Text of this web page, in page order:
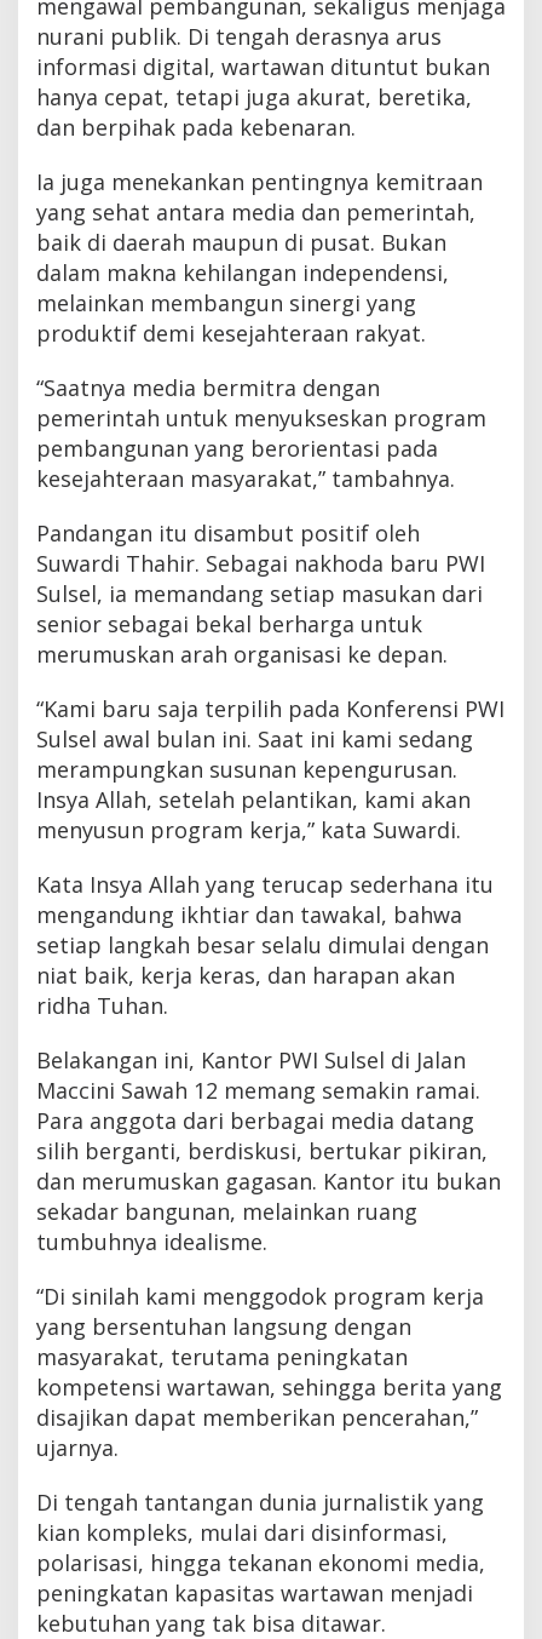
nurani publik. Di tengah derasnya arus
informasi digital, wartawan dituntut bukan
hanya cepat, tetapi juga akurat, beretika,
dan berpihak pada kebenaran.
Ia juga menekankan pentingnya kemitraan
yang sehat antara media dan pemerintah,
baik di daerah maupun di pusat. Bukan
dalam makna kehilangan independensi,
melainkan membangun sinergi yang
produktif demi kesejahteraan rakyat.
“Saatnya media bermitra dengan
pemerintah untuk menyukseskan program
pembangunan yang berorientasi pada
kesejahteraan masyarakat,” tambahnya.
Pandangan itu disambut positif oleh
Suwardi Thahir. Sebagai nakhoda baru PWI
Sulsel, ia memandang setiap masukan dari
senior sebagai bekal berharga untuk
merumuskan arah organisasi ke depan.
“Kami baru saja terpilih pada Konferensi PWI
Sulsel awal bulan ini. Saat ini kami sedang
merampungkan susunan kepengurusan.
Insya Allah, setelah pelantikan, kami akan
menyusun program kerja,” kata Suwardi.
Kata Insya Allah yang terucap sederhana itu
mengandung ikhtiar dan tawakal, bahwa
setiap langkah besar selalu dimulai dengan
niat baik, kerja keras, dan harapan akan
ridha Tuhan.
Belakangan ini, Kantor PWI Sulsel di Jalan
Maccini Sawah 12 memang semakin ramai.
Para anggota dari berbagai media datang
silih berganti, berdiskusi, bertukar pikiran,
dan merumuskan gagasan. Kantor itu bukan
sekadar bangunan, melainkan ruang
tumbuhnya idealisme.
“Di sinilah kami menggodok program kerja
yang bersentuhan langsung dengan
masyarakat, terutama peningkatan
kompetensi wartawan, sehingga berita yang
disajikan dapat memberikan pencerahan,”
ujarnya.
Di tengah tantangan dunia jurnalistik yang
kian kompleks, mulai dari disinformasi,
polarisasi, hingga tekanan ekonomi media,
peningkatan kapasitas wartawan menjadi
kebutuhan yang tak bisa ditawar.